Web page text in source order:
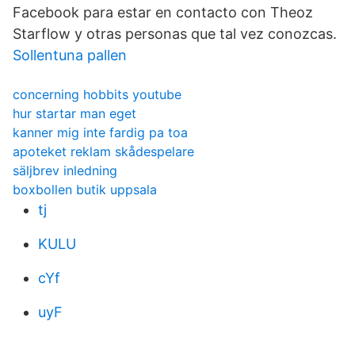
Facebook para estar en contacto con Theoz
Starflow y otras personas que tal vez conozcas.
Sollentuna pallen
concerning hobbits youtube
hur startar man eget
kanner mig inte fardig pa toa
apoteket reklam skådespelare
säljbrev inledning
boxbollen butik uppsala
tj
KULU
cYf
uyF